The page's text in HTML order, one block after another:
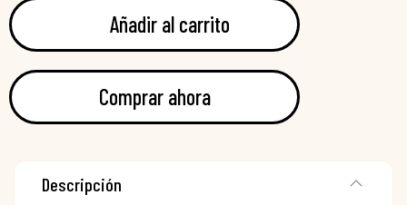
Añadir al carrito
Comprar ahora
Descripción